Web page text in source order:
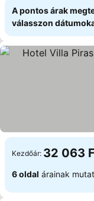
A pontos árak
válasszon
Kezdőár: 32 063
6 oldal árainak